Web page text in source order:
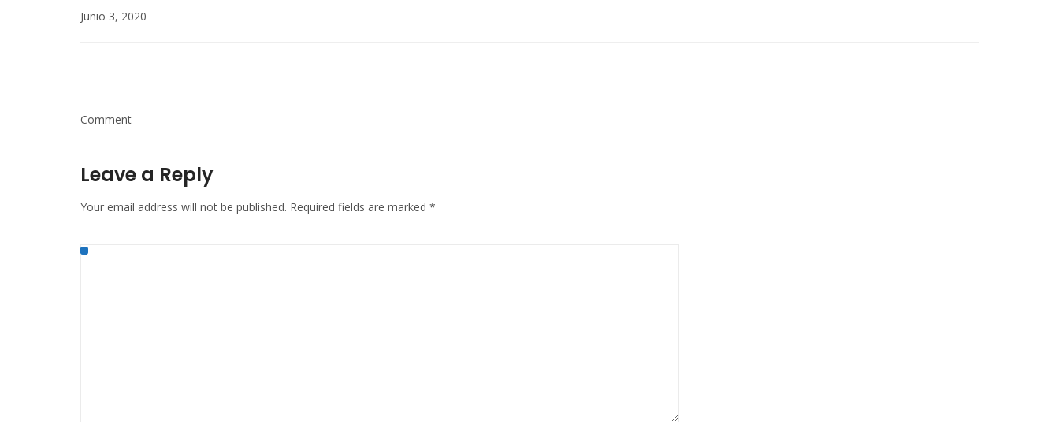
Junio 3, 2020
Comment
Leave a Reply
Your email address will not be published. Required fields are marked *